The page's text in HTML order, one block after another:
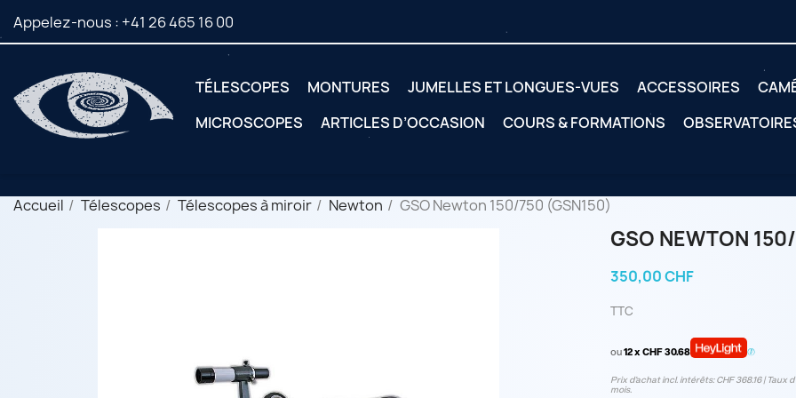
Appelez-nous : +41 26 465 16 00
TÉLESCOPES MONTURES JUMELLES ET LONGUES-VUES ACCESSOIRES
MICROSCOPES
ARTICLES D’OCCASION COURS & FORMATIONS
Accueil Télescopes Télescopes à miroir Newton GSO Newton 150/750 (GSN150)
GSO NEWTON
350,00 CHF
TTC
ou12 x CHF 30.68
Prix d’achat incl. intérêts: CHF 368.16 | Taux
mois.